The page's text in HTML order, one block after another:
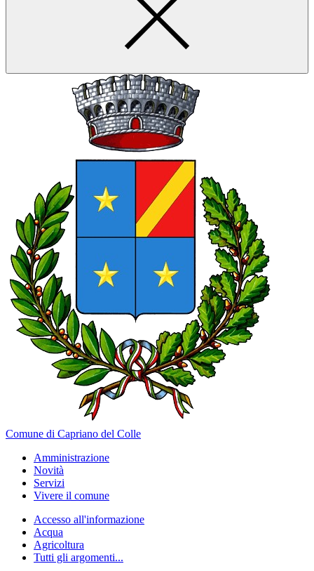
Comune di Capriano del Colle
Amministrazione
Novità
Servizi
Vivere il comune
Accesso all'informazione
Acqua
Agricoltura
Tutti gli argomenti...